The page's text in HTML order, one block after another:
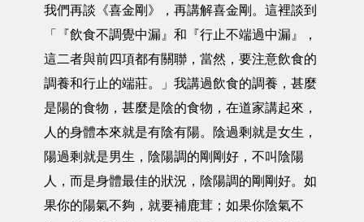
我們再談《喜金剛》，再講解喜金剛。這裡談到
「『飲食不調覺中漏』和『行止不端過中漏』，
這二者與前四項都有關聯，當然，要注意飲食的
調養和行止的端莊。」我講過飲食的調養，甚麼
是陽的食物，甚麼是陰的食物，在道家講起來，
人的身體本來就是有陰有陽。陰過剩就是女生，
陽過剩就是男生，陰陽調的剛剛好，不叫陰陽
人，而是身體最佳的狀況，陰陽調的剛剛好。如
果你的陽氣不夠，就要補鹿茸；如果你陰氣不